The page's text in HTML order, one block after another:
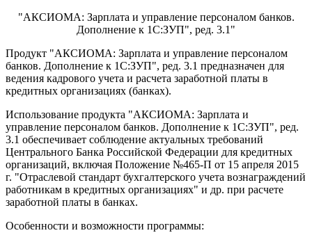
"АКСИОМА: Зарплата и управление персоналом банков.
Дополнение к 1С:ЗУП", ред. 3.1"
Продукт "АКСИОМА: Зарплата и управление персоналом
банков. Дополнение к 1С:ЗУП", ред. 3.1 предназначен для
ведения кадрового учета и расчета заработной платы в
кредитных организациях (банках).
Использование продукта "АКСИОМА: Зарплата и
управление персоналом банков. Дополнение к 1С:ЗУП", ред.
3.1 обеспечивает соблюдение актуальных требований
Центрального Банка Российской Федерации для кредитных
организаций, включая Положение №465-П от 15 апреля 2015
г. "Отраслевой стандарт бухгалтерского учета вознаграждений
работникам в кредитных организациях" и др. при расчете
заработной платы в банках.
Особенности и возможности программы: